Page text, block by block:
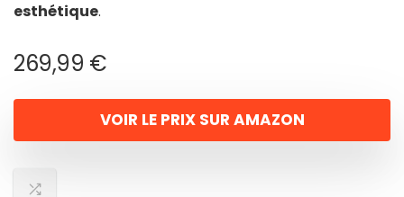
esthétique.
269,99 €
VOIR LE PRIX SUR AMAZON